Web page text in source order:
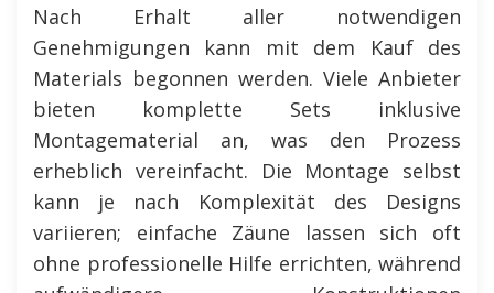
Nach Erhalt aller notwendigen
Genehmigungen kann mit dem Kauf des
Materials begonnen werden. Viele Anbieter
bieten komplette Sets inklusive
Montagematerial an, was den Prozess
erheblich vereinfacht. Die Montage selbst
kann je nach Komplexität des Designs
variieren; einfache Zäune lassen sich oft
ohne professionelle Hilfe errichten, während